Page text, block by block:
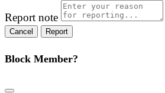
Report note
Report
Block Member?